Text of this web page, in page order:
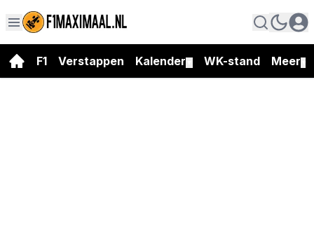
F1 Verstappen Kalender WK-stand Meer